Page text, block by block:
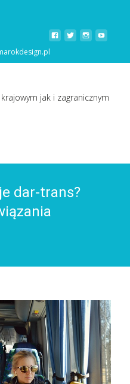
jak i zagranicznym
dar-trans?